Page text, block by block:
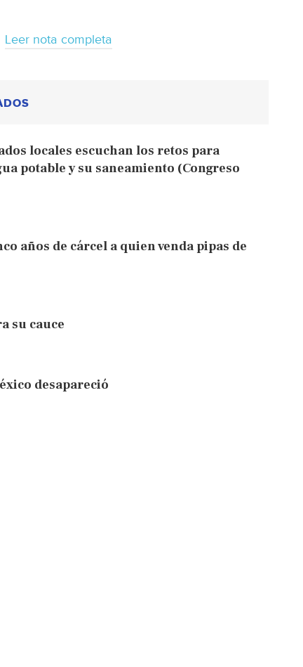
Leer nota completa
locales escuchan los retos para
potable y su saneamiento (Congreso
años de cárcel a quien venda pipas de
su cauce
desapareció